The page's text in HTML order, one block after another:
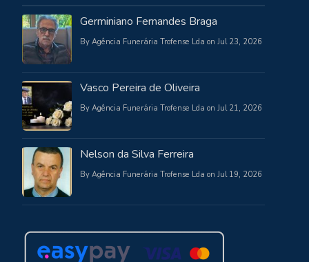
Germiniano Fernandes Braga
By Agência Funerária Trofense Lda on Jul 23, 2026
Vasco Pereira de Oliveira
By Agência Funerária Trofense Lda on Jul 21, 2026
Nelson da Silva Ferreira
By Agência Funerária Trofense Lda on Jul 19, 2026